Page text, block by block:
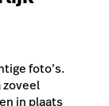
foto’s.
zoveel
in plaats